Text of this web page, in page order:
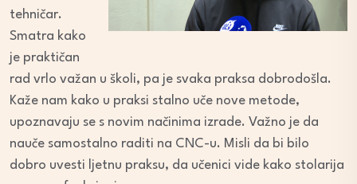
tehničar.
Smatra kako
je praktičan
rad vrlo važan u školi, pa je svaka praksa dobrodošla.
Kaže nam kako u praksi stalno uče nove metode,
upoznavaju se s novim načinima izrade. Važno je da
nauče samostalno raditi na CNC-u. Misli da bi bilo
dobro uvesti ljetnu praksu, da učenici vide kako stolarija